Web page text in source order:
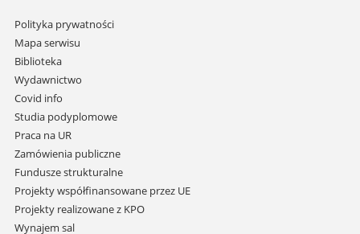
Pomiń
nawigację
i
przejdź
do
treści
Polityka prywatności
Mapa serwisu
Biblioteka
Wydawnictwo
Covid info
Studia podyplomowe
Praca na UR
Zamówienia publiczne
Fundusze strukturalne
Projekty współfinansowane przez UE
Projekty realizowane z KPO
Wynajem sal